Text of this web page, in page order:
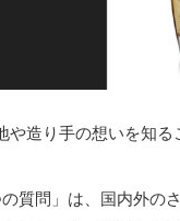
や造り手の想いを知る
の質問」は、国内外の